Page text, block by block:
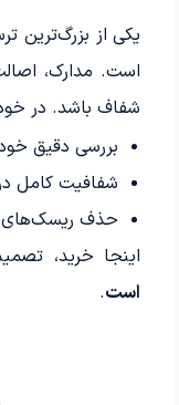
یکی از بزرگ‌ترین
است. مدارک،
شفاف باشد. در
بررسی دقیق
شفافیت کامل
حذف ریسک‌های
اینجا خرید،
است.